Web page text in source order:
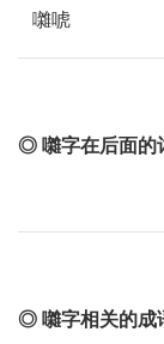
囃唬
◎ 囃字在后面的
◎ 囃字相关的成